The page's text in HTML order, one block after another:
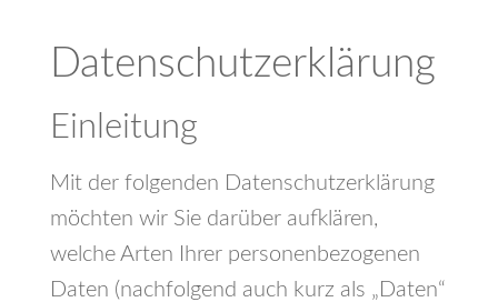
Datenschutzerklärung
Einleitung
Mit der folgenden Datenschutzerklärung
möchten wir Sie darüber aufklären,
welche Arten Ihrer personenbezogenen
Daten (nachfolgend auch kurz als „Daten“